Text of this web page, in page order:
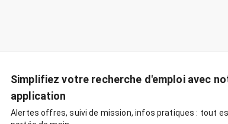
Simplifiez votre recherche d'emploi avec
application
Alertes offres, suivi de mission, infos pratiques : tout